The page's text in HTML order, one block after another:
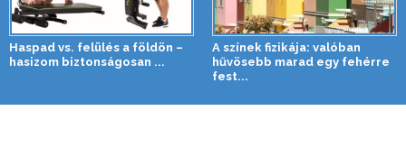
Haspad vs. felülés a földön –
hasizom biztonságosan ...
A színek fizikája: valóban
hűvösebb marad egy fehérre
fest...